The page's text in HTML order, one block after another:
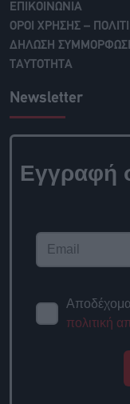
ΕΠΙΚΟΙΝΩΝΙΑ
ΟΡΟΙ ΧΡΗΣΗΣ –
ΔΗΛΩΣΗ
ΤΑΥΤΟΤΗΤΑ
Newsletter
Εγγραφή
πολιτική